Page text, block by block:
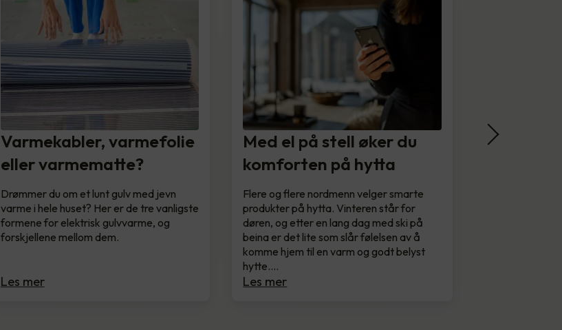
Varmekabler, varmefolie
eller varmematte?
Drømmer du om et lunt gulv med jevn
varme i hele huset? Her er de tre vanligste
formene for elektrisk gulvvarme, og
forskjellene mellom dem.
Les mer
Med el på stell øker du
komforten på hytta
Flere og flere nordmenn velger smarte
produkter på hytta. Vinteren står for
døren, og etter en lang dag med ski på
beina er det lite som slår følelsen av å
komme hjem til en varm og godt belyst
hytte.…
Les mer